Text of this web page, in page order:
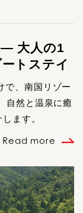
― 大人の1
トステイ
で、南国リゾー
自然と温泉に癒
ます。
Read more